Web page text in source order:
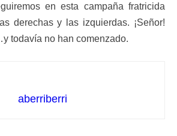
en esta campaña fratricida
derechas y las izquierdas. ¡Señor!
todavía no han comenzado.
aberriberri